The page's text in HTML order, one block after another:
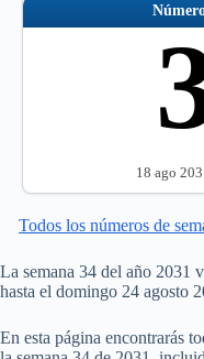
18 ago
Todos los números de
La semana 34 del año 2031
hasta el domingo 24 agosto
En esta página encontrarás